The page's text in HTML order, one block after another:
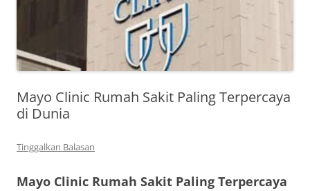
Mayo Clinic Rumah Sakit Paling Terpercaya
di Dunia
Tinggalkan Balasan
Mayo Clinic Rumah Sakit Paling Terpercaya